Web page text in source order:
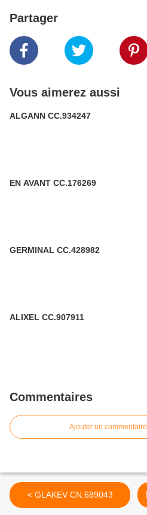
Partager
Vous aimerez aussi
ALGANN CC.934247
EN AVANT CC.176269
GERMINAL CC.428982
ALIXEL CC.907911
Commentaires
Ajouter un commentaire
< GLAKEV CN.689043